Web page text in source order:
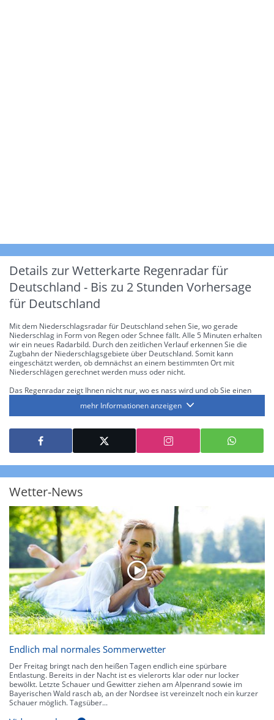
Details zur Wetterkarte Regenradar für
Deutschland - Bis zu 2 Stunden Vorhersage
für Deutschland
Mit dem Niederschlagsradar für Deutschland sehen Sie, wo gerade
Niederschlag in Form von Regen oder Schnee fällt. Alle 5 Minuten erhalten
wir ein neues Radarbild. Durch den zeitlichen Verlauf erkennen Sie die
Zugbahn der Niederschlagsgebiete über Deutschland. Somit kann
eingeschätzt werden, ob demnächst an einem bestimmten Ort mit
Niederschlägen gerechnet werden muss oder nicht.
Das Regenradar zeigt Ihnen nicht nur, wo es nass wird und ob Sie einen
die Niederschlagsintensität. Diese bezieht sich laut offiziellen Richtlinien
jeweils auf die Niederschlagsmenge in l/m² pro Stunde Regen- bzw.
Schneefall. Die 6 Stufen sind wie folgt gegliedert: Die hellen Blautöne
symbolisieren leichte bis mäßige Regen- bzw. Schneefälle mit einer
Intensität bis 8.1 l/m² pro Stunde. Dunkelblau repräsentiert mäßige bis
starke Niederschläge bis 35 l/m² pro Stunde. Hier können bereits Gewitter
auftreten. Extreme bzw. unwetterartige Niederschlagsereignisse mit
über 150 l/m² pro Stunde an. Solche
Neben der Niederschlagsintensität kann auch die Zuggeschwindigkeit der
Niederschlagsgebiete und damit die Niederschlagsdauer abgeschätzt
werden. Neben der 5-minütigen Radaraufzeichnung gibt es eine
Niederschlagsprognose für die nächsten 2 Stunden. So sehen Sie genau,
wann und wo in Deutschland mit Regen oder Schneefall zu rechnen ist bzw.
kennen zu jeder Zeit den genauen Verlauf einer Niederschlagsfront.
mehr Informationen anzeigen
Wetter-News
Endlich mal normales Sommerwetter
Der Freitag bringt nach den heißen Tagen endlich eine spürbare
Entlastung. Bereits in der Nacht ist es vielerorts klar oder nur locker
bewölkt. Letzte Schauer und Gewitter ziehen am Alpenrand sowie im
Bayerischen Wald rasch ab, an der Nordsee ist vereinzelt noch ein kurzer
Schauer möglich. Tagsüber...